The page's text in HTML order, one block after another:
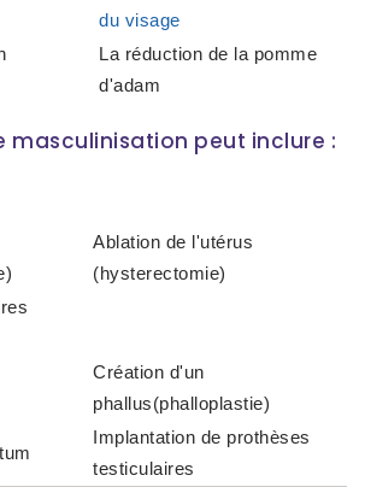
du visage
La réduction de la pomme
d'adam
masculinisation peut inclure :
Ablation de l'utérus
(hysterectomie)
Création d'un
phallus(phalloplastie)
Implantation de prothèses
testiculaires